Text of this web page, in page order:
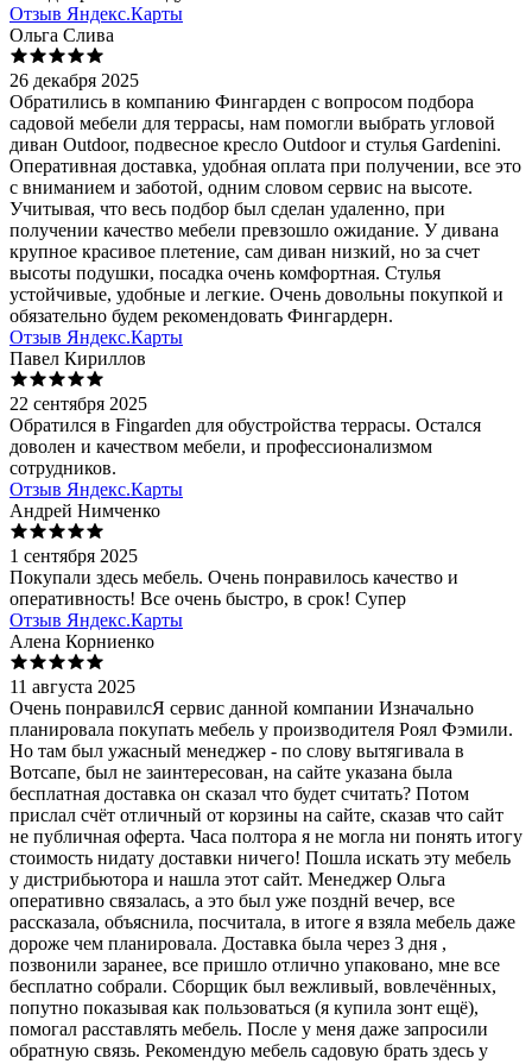
Отзыв Яндекс.Карты
Ольга Слива
26 декабря 2025
Обратились в компанию Фингарден с вопросом подбора
садовой мебели для террасы, нам помогли выбрать угловой
диван Outdoor, подвесное кресло Outdoor и стулья Gardenini.
Оперативная доставка, удобная оплата при получении, все это
с вниманием и заботой, одним словом сервис на высоте.
Учитывая, что весь подбор был сделан удаленно, при
получении качество мебели превзошло ожидание. У дивана
крупное красивое плетение, сам диван низкий, но за счет
высоты подушки, посадка очень комфортная. Стулья
устойчивые, удобные и легкие. Очень довольны покупкой и
обязательно будем рекомендовать Фингардерн.
Отзыв Яндекс.Карты
Павел Кириллов
22 сентября 2025
Обратился в Fingarden для обустройства террасы. Остался
доволен и качеством мебели, и профессионализмом
сотрудников.
Отзыв Яндекс.Карты
Андрей Нимченко
1 сентября 2025
Покупали здесь мебель. Очень понравилось качество и
оперативность! Все очень быстро, в срок! Супер
Отзыв Яндекс.Карты
Алена Корниенко
11 августа 2025
Очень понравилсЯ сервис данной компании Изначально
планировала покупать мебель у производителя Роял Фэмили.
Но там был ужасный менеджер - по слову вытягивала в
Вотсапе, был не заинтересован, на сайте указана была
бесплатная доставка он сказал что будет считать? Потом
прислал счёт отличный от корзины на сайте, сказав что сайт
не публичная оферта. Часа полтора я не могла ни понять итогу
стоимость нидату доставки ничего! Пошла искать эту мебель
у дистрибьютора и нашла этот сайт. Менеджер Ольга
оперативно связалась, а это был уже позднй вечер, все
рассказала, объяснила, посчитала, в итоге я взяла мебель даже
дороже чем планировала. Доставка была через 3 дня ,
позвонили заранее, все пришло отлично упаковано, мне все
бесплатно собрали. Сборщик был вежливый, вовлечённых,
попутно показывая как пользоваться (я купила зонт ещё),
помогал расставлять мебель. После у меня даже запросили
обратную связь. Рекомендую мебель садовую брать здесь у